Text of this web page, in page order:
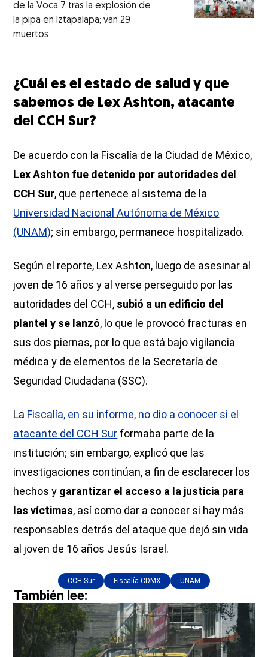
de la Voca 7 tras la explosión de
la pipa en Iztapalapa; van 29
muertos
¿Cuál es el estado de salud y que
sabemos de Lex Ashton, atacante
del CCH Sur?
De acuerdo con la Fiscalía de la Ciudad de México,
Lex Ashton fue detenido por autoridades del
CCH Sur, que pertenece al sistema de la
Universidad Nacional Autónoma de México
(UNAM); sin embargo, permanece hospitalizado.
Según el reporte, Lex Ashton, luego de asesinar al
joven de 16 años y al verse perseguido por las
autoridades del CCH, subió a un edificio del
plantel y se lanzó, lo que le provocó fracturas en
sus dos piernas, por lo que está bajo vigilancia
médica y de elementos de la Secretaría de
Seguridad Ciudadana (SSC).
La Fiscalía, en su informe, no dio a conocer si el
atacante del CCH Sur formaba parte de la
institución; sin embargo, explicó que las
investigaciones continúan, a fin de esclarecer los
hechos y garantizar el acceso a la justicia para
las víctimas, así como dar a conocer si hay más
responsables detrás del ataque que dejó sin vida
al joven de 16 años Jesús Israel.
CCH Sur Fiscalía CDMX UNAM
También lee: